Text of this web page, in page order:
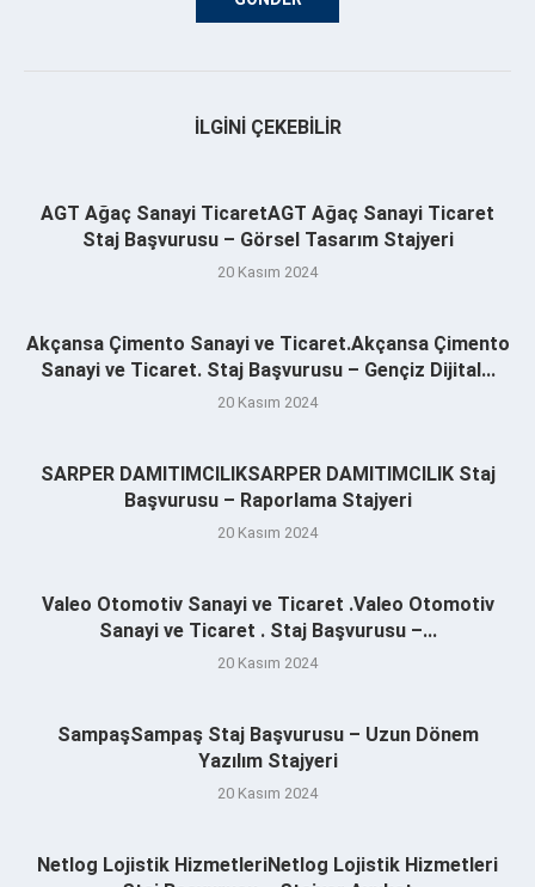
İLGINI ÇEKEBILIR
AGT Ağaç Sanayi TicaretAGT Ağaç Sanayi Ticaret
Staj Başvurusu – Görsel Tasarım Stajyeri
20 Kasım 2024
Akçansa Çimento Sanayi ve Ticaret.Akçansa Çimento
Sanayi ve Ticaret. Staj Başvurusu – Gençiz Dijital...
20 Kasım 2024
SARPER DAMITIMCILIKSARPER DAMITIMCILIK Staj
Başvurusu – Raporlama Stajyeri
20 Kasım 2024
Valeo Otomotiv Sanayi ve Ticaret .Valeo Otomotiv
Sanayi ve Ticaret . Staj Başvurusu –...
20 Kasım 2024
SampaşSampaş Staj Başvurusu – Uzun Dönem
Yazılım Stajyeri
20 Kasım 2024
Netlog Lojistik HizmetleriNetlog Lojistik Hizmetleri